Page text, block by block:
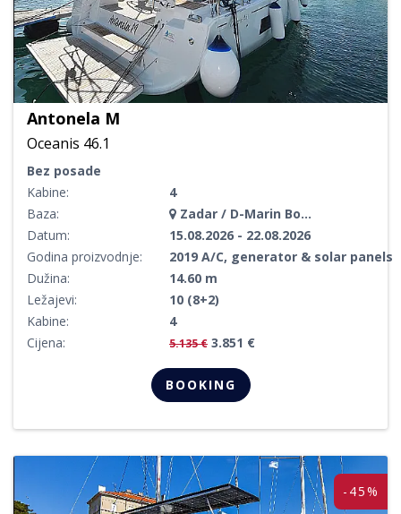
Antonela M
Oceanis 46.1
Bez posade
Kabine:
4
Baza:
Zadar / D-Marin Borik
Datum:
15.08.2026 - 22.08.2026
Godina proizvodnje:
2019 A/C, generator & solar panels
Dužina:
14.60 m
Ležajevi:
10 (8+2)
Kabine:
4
Cijena:
5.135 € 3.851 €
BOOKING
-45%